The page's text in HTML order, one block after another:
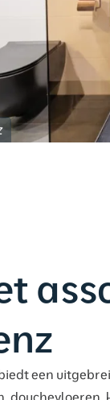
een